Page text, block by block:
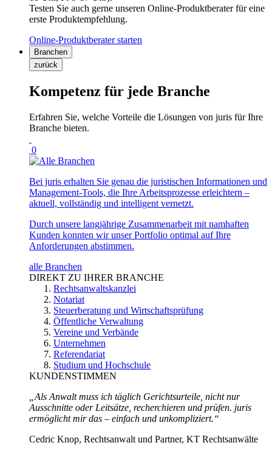
Testen Sie auch gerne unseren Online-Produktberater für eine
erste Produktempfehlung.
Online-Produktberater starten
Branchen
zurück
Kompetenz für jede Branche
Erfahren Sie, welche Vorteile die Lösungen von juris für Ihre
Branche bieten.
0
Bei juris erhalten Sie genau die juristischen Informationen und
Management-Tools, die Ihre Arbeitsprozesse erleichtern –
aktuell, vollständig und intelligent vernetzt.
Durch unsere langjährige Zusammenarbeit mit namhaften
Kunden konnten wir unser Portfolio optimal auf Ihre
Anforderungen abstimmen.
alle Branchen
DIREKT ZU IHRER BRANCHE
Rechtsanwaltskanzlei
Notariat
Steuerberatung und Wirtschaftsprüfung
Öffentliche Verwaltung
Vereine und Verbände
Unternehmen
Referendariat
Studium und Hochschule
KUNDENSTIMMEN
„Als Anwalt muss ich täglich Gerichtsurteile, nicht nur
Ausschnitte oder Leitsätze, recherchieren und prüfen. juris
ermöglicht mir das – einfach und unkompliziert.“
Cedric Knop, Rechtsanwalt und Partner, KT Rechtsanwälte